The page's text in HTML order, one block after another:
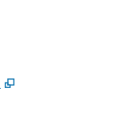
,